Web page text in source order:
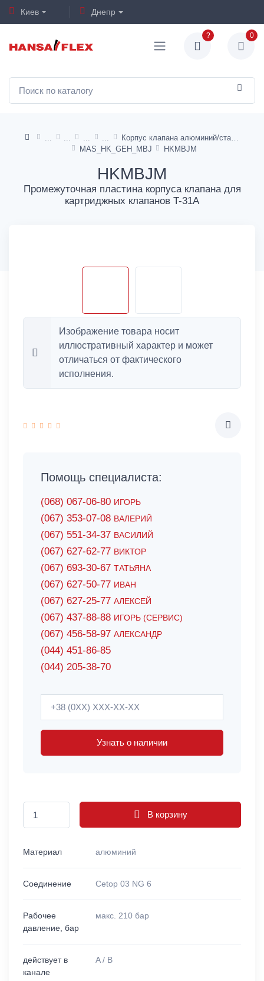
Киев Днепр
? 0
MAS_HK_GEH_MBJ
HKMBJM
HKMBJM
Промежуточная пластина корпуса клапана для
картриджных клапанов T-31A
Изображение товара носит
иллюстративный характер и может
отличаться от фактического
исполнения.
Помощь специалиста:
(068) 067-06-80 ИГОРЬ
(067) 353-07-08 ВАЛЕРИЙ
(067) 551-34-37 ВАСИЛИЙ
(067) 627-62-77 ВИКТОР
(067) 693-30-67 ТАТЬЯНА
(067) 627-50-77 ИВАН
(067) 627-25-77 АЛЕКСЕЙ
(067) 437-88-88 ИГОРЬ (СЕРВИС)
(067) 456-58-97 АЛЕКСАНДР
(044) 451-86-85
(044) 205-38-70
Узнать о наличии
В корзину
Материал алюминий
Соединение Cetop 03 NG 6
Рабочее
давление, бар
макс. 210 бар
действует в
канале
A / B